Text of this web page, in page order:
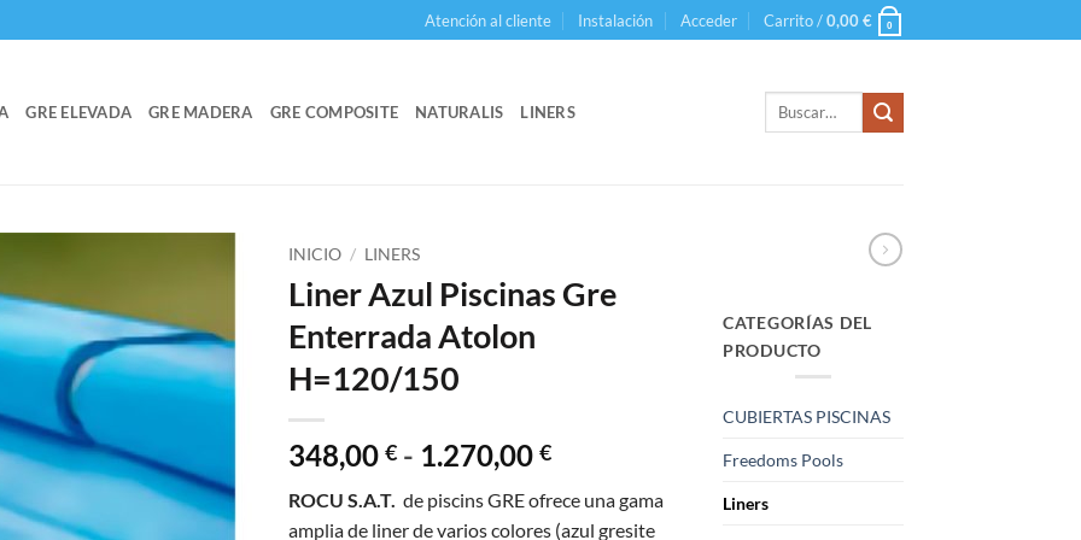
Atención al cliente Instalación Acceder Carrito /0,00€ 0
GRE ELEVADA GRE MADERA GRE COMPOSITE NATURALIS LINERS
Buscar
INICIO / LINERS
Liner Azul Piscinas Gre
Enterrada Atolon
H=120/150
348,00 € - 1.270,00 €Rango
precios:
ROCU S.A.T. de piscins GRE ofrece una gama
amplia de liner de varios colores (azul gresite
CATEGORÍAS DEL
PRODUCTO
CUBIERTAS PISCINAS
Freedoms Pools
Liners